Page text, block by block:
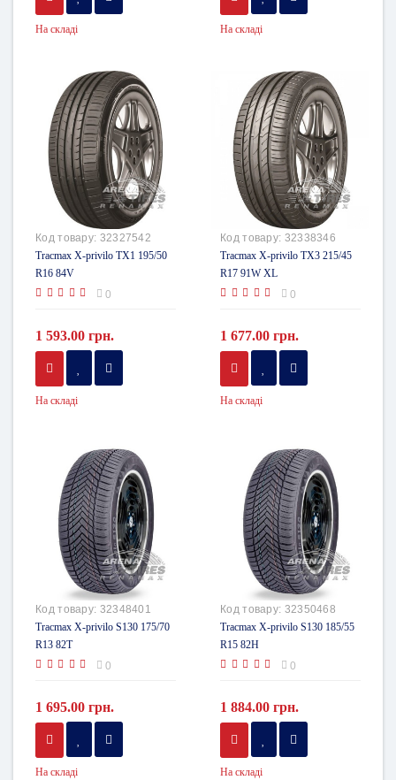
На складі На складі
Код товару: 32327542
Tracmax X-privilo TX1 195/50
R16 84V
0
1 593.00 грн.
На складі
Код товару: 32338346
Tracmax X-privilo TX3 215/45
R17 91W XL
0
1 677.00 грн.
На складі
Код товару: 32348401
Tracmax X-privilo S130 175/70
R13 82T
0
1 695.00 грн.
На складі
Код товару: 32350468
Tracmax X-privilo S130 185/55
R15 82H
0
1 884.00 грн.
На складі